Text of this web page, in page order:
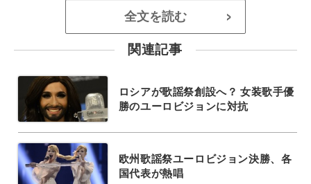
全文を読む >
関連記事
ロシアが歌謡祭創設へ？ 女装歌手優
勝のユーロビジョンに対抗
欧州歌謡祭ユーロビジョン決勝、各
国代表が熱唱